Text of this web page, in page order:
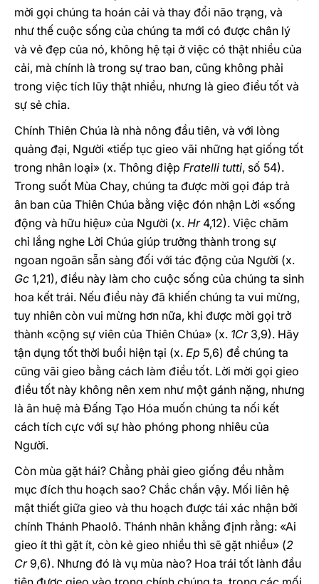
mời gọi chúng ta hoán cải và thay đổi não trạng, và
như thế cuộc sống của chúng ta mới có được chân lý
và vẻ đẹp của nó, không hệ tại ở việc có thật nhiều của
cải, mà chính là trong sự trao ban, cũng không phải
trong việc tích lũy thật nhiều, nhưng là gieo điều tốt và
sự sẻ chia.
Chính Thiên Chúa là nhà nông đầu tiên, và với lòng
quảng đại, Người «tiếp tục gieo vãi những hạt giống tốt
trong nhân loại» (x. Thông điệp Fratelli tutti, số 54).
Trong suốt Mùa Chay, chúng ta được mời gọi đáp trả
ân ban của Thiên Chúa bằng việc đón nhận Lời «sống
động và hữu hiệu» của Người (x. Hr4,12). Việc chăm
chỉ lắng nghe Lời Chúa giúp trưởng thành trong sự
ngoan ngoãn sẵn sàng đối với tác động của Người (x.
Gc 1,21), điều này làm cho cuộc sống của chúng ta sinh
hoa kết trái. Nếu điều này đã khiến chúng ta vui mừng,
tuy nhiên còn vui mừng hơn nữa, khi được mời gọi trở
thành «cộng sự viên của Thiên Chúa» (x. 1Cr3,9). Hãy
tận dụng tốt thời buổi hiện tại (x. Ep 5,6) để chúng ta
cũng vãi gieo bằng cách làm điều tốt. Lời mời gọi gieo
điều tốt này không nên xem như một gánh nặng, nhưng
là ân huệ mà Đấng Tạo Hóa muốn chúng ta nối kết
cách tích cực với sự hào phóng phong nhiêu của
Người.
Còn mùa gặt hái? Chẳng phải gieo giống đều nhằm
mục đích thu hoạch sao? Chắc chắn vậy. Mối liên hệ
mật thiết giữa gieo và thu hoạch được tái xác nhận bởi
chính Thánh Phaolô. Thánh nhân khẳng định rằng: «Ai
gieo ít thì gặt ít, còn kẻ gieo nhiều thì sẽ gặt nhiều» (2
Cr9,6). Nhưng đó là vụ mùa nào? Hoa trái tốt lành đầu